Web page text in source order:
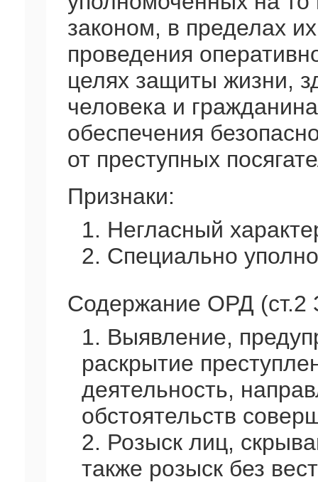
законом, в пределах
проведения
целях защиты жизни,
человека и
обеспечения
от преступных
Признаки:
1. Негласный
2. Специально
Содержание ОРД (ст.2
1. Выявление,
раскрытие
деятельность,
обстоятельств
2. Розыск лиц,
также розыск без